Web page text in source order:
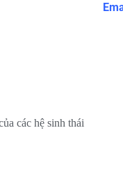
các hệ sinh thái